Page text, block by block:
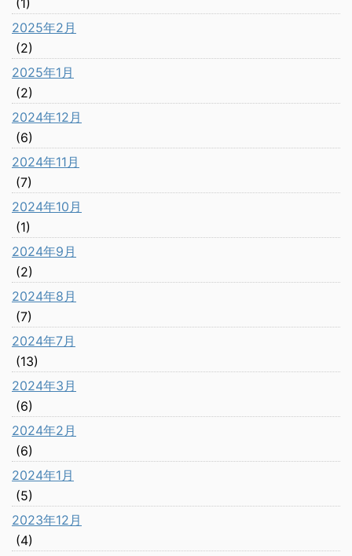
(1)
2025年2月
(2)
2025年1月
(2)
2024年12月
(6)
2024年11月
(7)
2024年10月
(1)
2024年9月
(2)
2024年8月
(7)
2024年7月
(13)
2024年3月
(6)
2024年2月
(6)
2024年1月
(5)
2023年12月
(4)